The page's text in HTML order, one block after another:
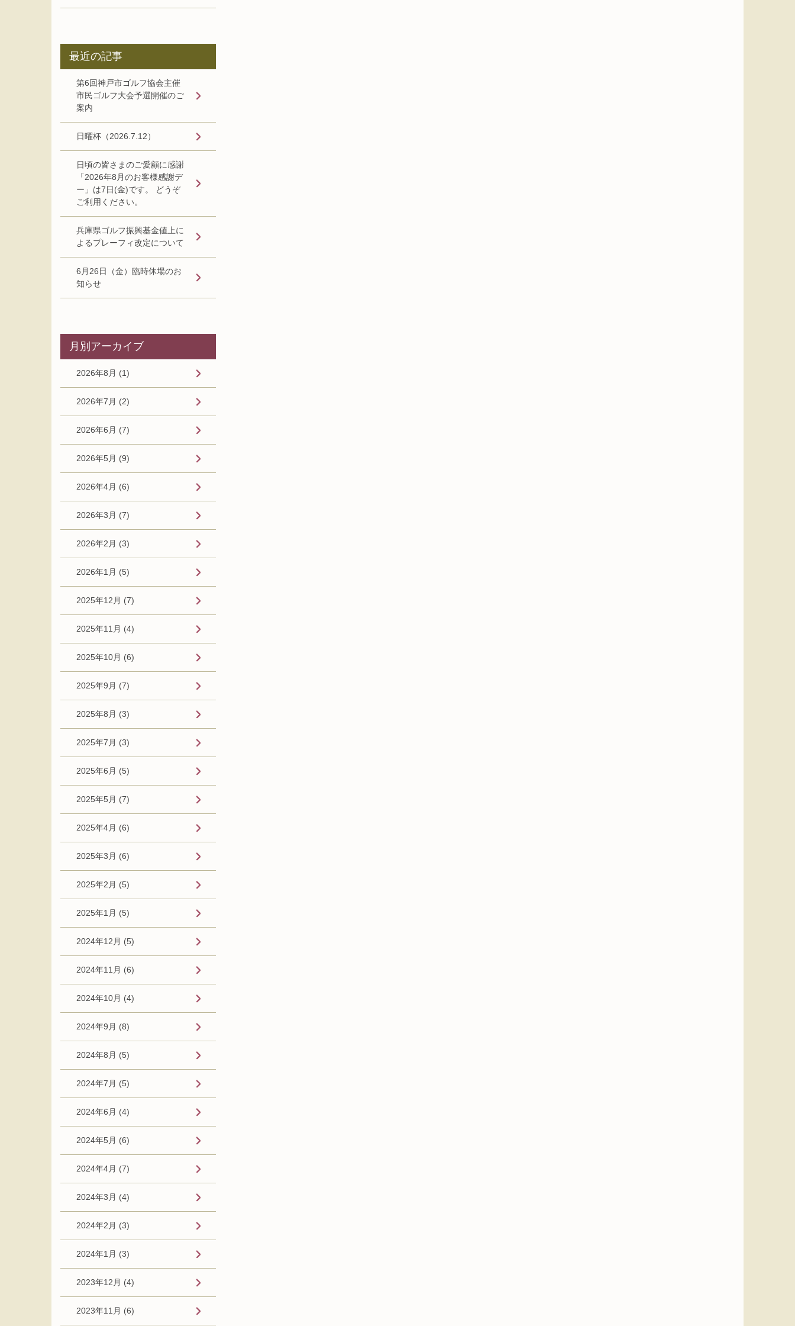
最近の記事
第6回神戸市ゴルフ協会主催
市民ゴルフ大会予選開催のご
案内
日曜杯（2026.7.12）
日頃の皆さまのご愛顧に感謝
「2026年8月のお客様感謝デ
ー」は7日(金)です。 どうぞ
ご利用ください。
兵庫県ゴルフ振興基金値上に
よるプレーフィ改定について
6月26日（金）臨時休場のお
知らせ
月別アーカイブ
2026年8月 (1)
2026年7月 (2)
2026年6月 (7)
2026年5月 (9)
2026年4月 (6)
2026年3月 (7)
2026年2月 (3)
2026年1月 (5)
2025年12月 (7)
2025年11月 (4)
2025年10月 (6)
2025年9月 (7)
2025年8月 (3)
2025年7月 (3)
2025年6月 (5)
2025年5月 (7)
2025年4月 (6)
2025年3月 (6)
2025年2月 (5)
2025年1月 (5)
2024年12月 (5)
2024年11月 (6)
2024年10月 (4)
2024年9月 (8)
2024年8月 (5)
2024年7月 (5)
2024年6月 (4)
2024年5月 (6)
2024年4月 (7)
2024年3月 (4)
2024年2月 (3)
2024年1月 (3)
2023年12月 (4)
2023年11月 (6)